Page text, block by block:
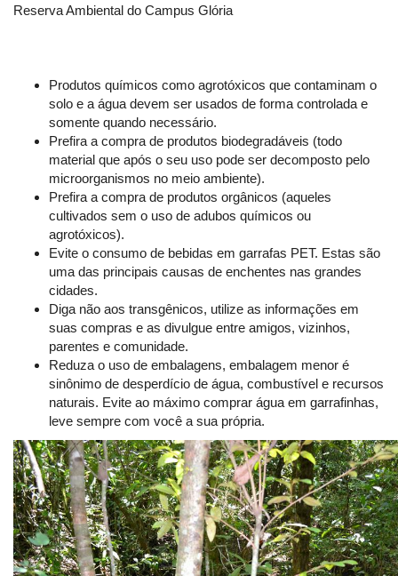
Reserva Ambiental do Campus Glória
Produtos químicos como agrotóxicos que contaminam o
solo e a água devem ser usados de forma controlada e
somente quando necessário.
Prefira a compra de produtos biodegradáveis (todo
material que após o seu uso pode ser decomposto pelo
microorganismos no meio ambiente).
Prefira a compra de produtos orgânicos (aqueles
cultivados sem o uso de adubos químicos ou
agrotóxicos).
Evite o consumo de bebidas em garrafas PET. Estas são
uma das principais causas de enchentes nas grandes
cidades.
Diga não aos transgênicos, utilize as informações em
suas compras e as divulgue entre amigos, vizinhos,
parentes e comunidade.
Reduza o uso de embalagens, embalagem menor é
sinônimo de desperdício de água, combustível e recursos
naturais. Evite ao máximo comprar água em garrafinhas,
leve sempre com você a sua própria.